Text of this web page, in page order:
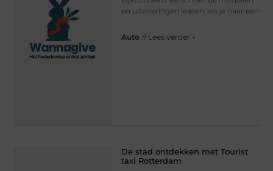
en uitvoeringen leasen, als je naar een
Auto // Lees verder »
De stad ontdekken met Tourist
taxi Rotterdam